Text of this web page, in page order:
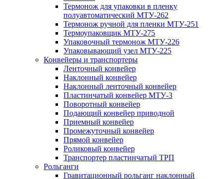
Термонож для упаковки в пленку
полуавтоматический МТУ-262
Термонож ручной для пленки МТУ-251
Термоупаковщик МТУ-275
Упаковочный термонож МТУ-226
Упаковывающий узел МТУ-225
Конвейеры и транспортеры
Ленточный конвейер
Наклонный конвейер
Наклонный ленточный конвейер
Пластинчатый конвейер МТУ-3
Поворотный конвейер
Подающий конвейер приводной
Приемный конвейер
Промежуточный конвейер
Прямой конвейер
Роликовый конвейер
Транспортер пластинчатый ТРП
Рольганги
Гравитационный рольганг наклонный